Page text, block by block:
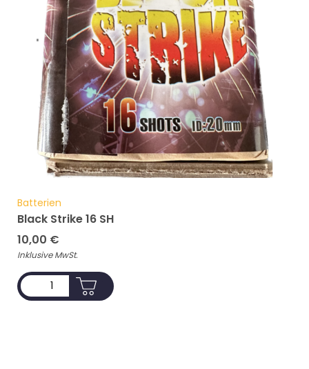
Batterien
Black Strike 16 SH
10,00 €
Inklusive MwSt.